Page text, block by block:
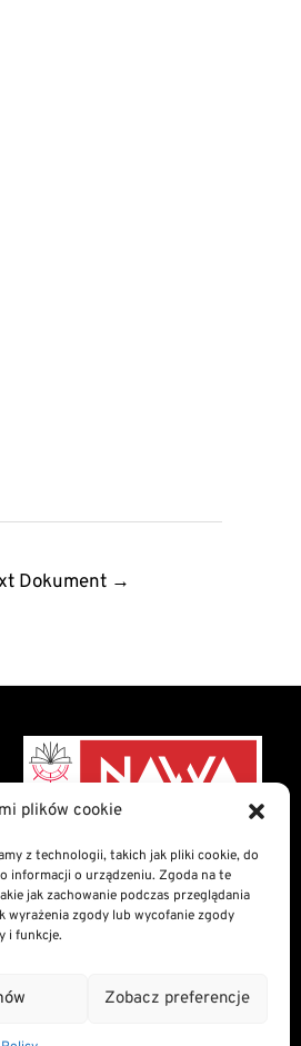
plików cookie
z technologii, takich jak pliki cookie, do
informacji o urządzeniu. Zgoda na te
jak zachowanie podczas przeglądania
zgody lub wycofanie zgody
i funkcje.
Zobacz preferencje
Dokument →